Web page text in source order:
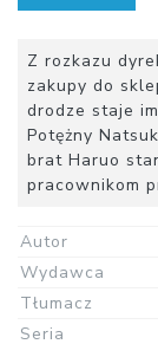
Z rozkazu
zakupy do
drodze staje
Potężny
brat Haruo
pracownikom
Autor
Wydawca
Tłumacz
Seria